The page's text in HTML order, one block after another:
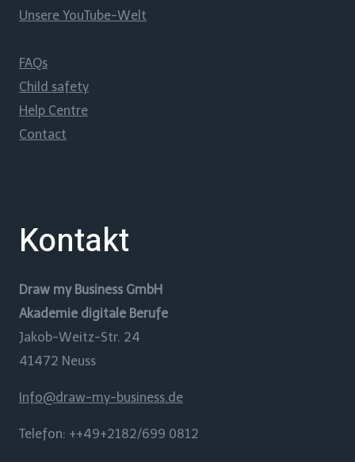
Unsere YouTube-Welt
FAQs
Child safety
Help Centre
Contact
Kontakt
Draw my Business GmbH
Akademie digitale Berufe
Jakob-Weitz-Str. 24
41472 Neuss
Info@draw-my-business.de
Telefon: ++49+2182/699 0812